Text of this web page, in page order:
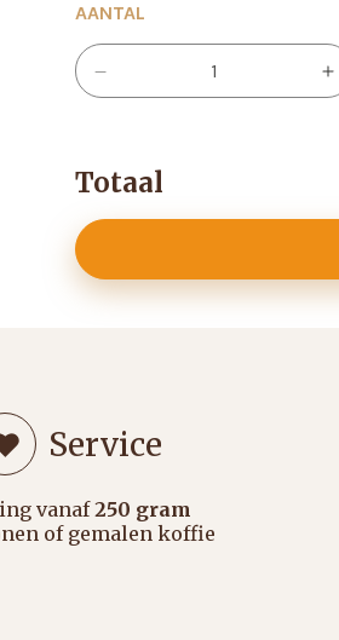
AANTAL
Verlaag
aantal
Totaal
Service
vanaf250 gram
of gemalen koffie